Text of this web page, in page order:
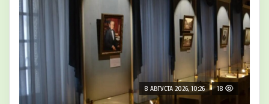
8 АВГУСТА 2026, 10:26 18